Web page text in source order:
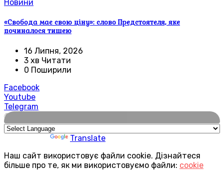
Новини
«Свобода має свою ціну»: слово Предстоятеля, яке
починалося тишею
16 Липня, 2026
3 хв Читати
0 Поширили
Facebook
Youtube
Telegram
🌍
Translate
Наш сайт використовує файли cookie. Дізнайтеся
більше про те, як ми використовуємо файли: cookie